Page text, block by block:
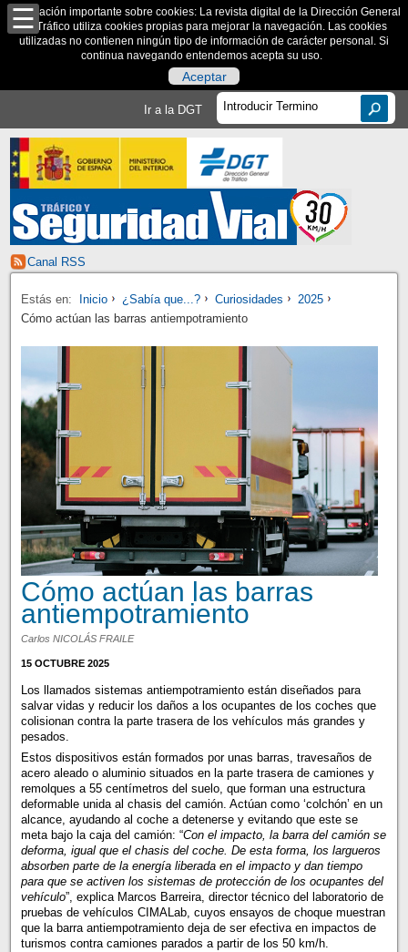
Información importante sobre cookies: La revista digital de la Dirección General
de Tráfico utiliza cookies propias para mejorar la navegación. Las cookies
utilizadas no contienen ningún tipo de información de carácter personal. Si
continua navegando entendemos acepta su uso.
Aceptar
Ir a la DGT
Canal RSS
Estás en: Inicio ¿Sabía que...? Curiosidades
2025
Cómo actúan las barras antiempotramiento
Cómo actúan las barras
antiempotramiento
Carlos NICOLÁS FRAILE
15 OCTUBRE 2025
Los llamados sistemas antiempotramiento están diseñados para
salvar vidas y reducir los daños a los ocupantes de los coches que
colisionan contra la parte trasera de los vehículos más grandes y
pesados.
Estos dispositivos están formados por unas barras, travesaños de
acero aleado o aluminio situados en la parte trasera de camiones y
remolques a 55 centímetros del suelo, que forman una estructura
deformable unida al chasis del camión. Actúan como ‘colchón’ en un
alcance, ayudando al coche a detenerse y evitando que este se
meta bajo la caja del camión: “Con el impacto, la barra del camión se
deforma, igual que el chasis del coche. De esta forma, los largueros
absorben parte de la energía liberada en el impacto y dan tiempo
para que se activen los sistemas de protección de los ocupantes del
vehículo”, explica Marcos Barreira, director técnico del laboratorio de
pruebas de vehículos CIMALab, cuyos ensayos de choque muestran
que la barra antiempotramiento deja de ser efectiva en impactos de
turismos contra camiones parados a partir de los 50 km/h.